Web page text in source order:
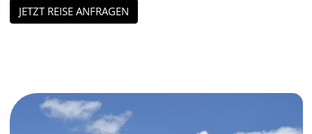
JETZT REISE ANFRAGEN